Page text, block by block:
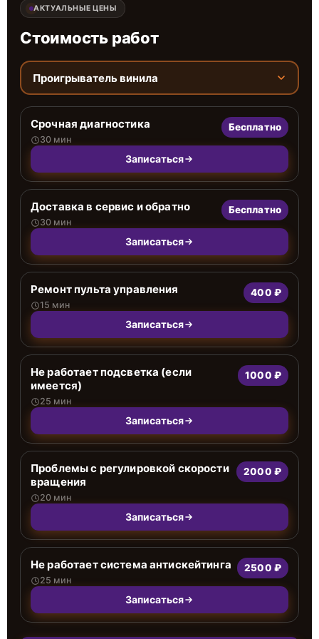
АКТУАЛЬНЫЕ ЦЕНЫ
Стоимость работ
Проигрыватель винила
Срочная диагностика
30 мин
Бесплатно
Записаться
Доставка в сервис и обратно
30 мин
Бесплатно
Записаться
Ремонт пульта управления
15 мин
400 ₽
Записаться
Не работает подсветка (если
имеется)
25 мин
1000 ₽
Записаться
Проблемы с регулировкой скорости
вращения
20 мин
2000 ₽
Записаться
Не работает система антискейтинга
25 мин
2500 ₽
Записаться